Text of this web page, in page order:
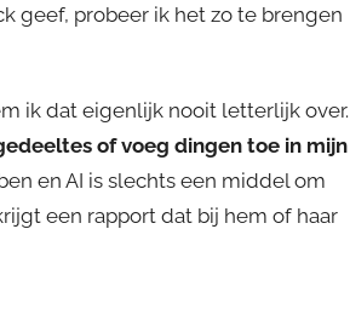
geef, probeer ik het zo te brengen
ik dat eigenlijk nooit letterlijk over.
of voeg dingen toe in mijn
en AI is slechts een middel om
een rapport dat bij hem of haar